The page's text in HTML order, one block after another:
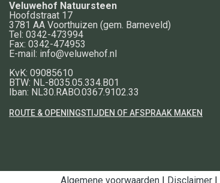
Veluwehof Natuursteen
Hoofdstraat 17
3781 AA Voorthuizen (gem. Barneveld)
Tel: 0342-473994
Fax: 0342-474953
E-mail: info@veluwehof.nl
KvK: 09085610
BTW: NL-8035.05.334.B01
Iban: NL30.RABO.0367.9102.33
ROUTE & OPENINGSTIJDEN OF AFSPRAAK MAKEN
Algemene voorwaarden | Disclaimer |